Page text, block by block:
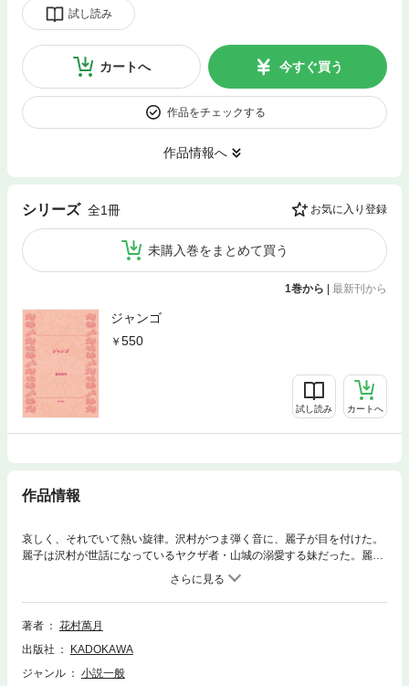
試し読み
カートへ 今すぐ買う
作品をチェックする
作品情報へ
シリーズ 全1冊 お気に入り登録
未購入巻をまとめて買う
1巻から | 最新刊から
ジャンゴ
550
試し読み カートへ
作品情報
哀しく、それでいて熱い旋律。沢村がつま弾く音に、麗子が目を付けた。
麗子は沢村が世話になっているヤクザ者・山城の溺愛する妹だった。麗子
は美女の自殺志願者だった。そして、麗子は悪魔だった――。沢村はたっ
た一度の麗子との快楽の代償として、ギタリストの命である指を失った。
そればかりか巨大な野獣にいたぶられ、人間としての尊厳をも失った。す
べては麗子の罠だった。沢村を指の動かない天才ギタリスト、ジャンゴ・
憎を、物語を通して描き切った花村文学の真骨頂！
著者
花村萬月
出版社
KADOKAWA
ジャンル
小説一般